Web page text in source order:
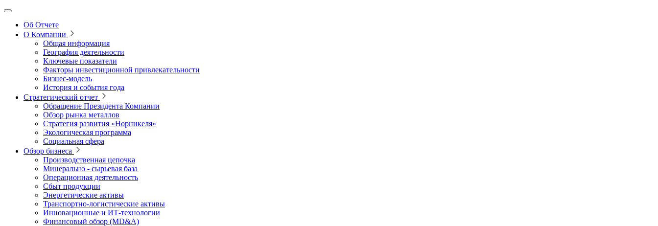
Об Отчете
О Компании
Общая информация
География деятельности
Ключевые показатели
Факторы инвестиционной привлекательности
Бизнес-модель
История и события года
Стратегический отчет
Обращение Президента Компании
Обзор рынка металлов
Стратегия развития «Норникеля»
Экологическая программа
Социальная сфера
Обзор бизнеса
Производственная цепочка
Минерально ‑ сырьевая база
Операционная деятельность
Сбыт продукции
Энергетические активы
Транспортно-логистические активы
Инновационные и ИТ‑технологии
Финансовый обзор (MD&A)